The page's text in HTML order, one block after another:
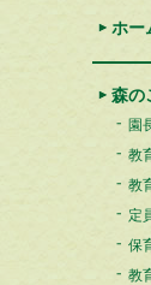
ホー
森の
園
教
教
定
保
教